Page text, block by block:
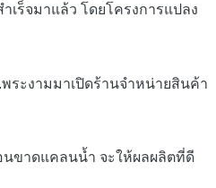
เร็จมาแล้ว โดยโครงการแปลง
ระงามมาเปิดร้านจำหน่ายสินค้า
ขาดแคลนน้ำ จะให้ผลผลิตที่ดี